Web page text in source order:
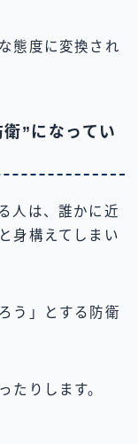
態度に変換され
”になってい
人は、誰かに近
身構えてしまい
う」とする防衛
たりします。